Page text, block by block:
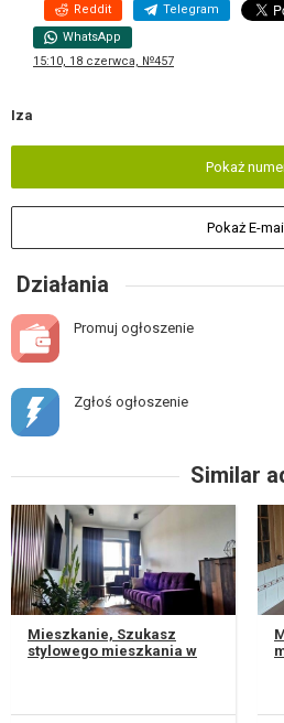
Reddit Telegram
WhatsApp
15:10, 18 czerwca, №457
Iza
Pokaż
Pokaż E-mail
Działania
Promuj ogłoszenie
Zgłoś ogłoszenie
Similar
Mieszkanie, Szukasz
stylowego mieszkania w